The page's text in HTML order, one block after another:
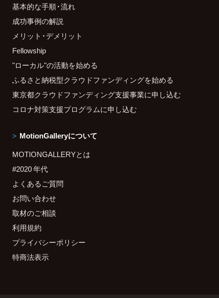
基本的な手順・流れ
成功事例の解説
メリット・デメリット
Fellowship
"ローカル"の活動を始める
ふるさと納税型クラウドファンディングを始める
東京都クラウドファンディング支援事業に申し込む
コロナ対策支援プログラムに申し込む
MotionGalleryについて
MOTIONGALLERYとは
#2020 年代
よくあるご質問
お問い合わせ
取材のご相談
利用規約
プライバシーポリシー
特商法表示